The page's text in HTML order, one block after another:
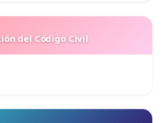
del Código Civil